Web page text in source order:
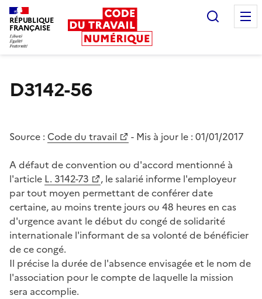
RÉPUBLIQUE
FRANÇAISE
D3142-56
Source : Code du travail - Mis à jour le : 01/01/2017
A défaut de convention ou d'accord mentionné à
l'article L. 3142-73
, le salarié informe l'employeur
par tout moyen permettant de conférer date
certaine, au moins trente jours ou 48 heures en cas
d'urgence avant le début du congé de solidarité
internationale l'informant de sa volonté de bénéficier
de ce congé.
Il précise la durée de l'absence envisagée et le nom de
l'association pour le compte de laquelle la mission
sera accomplie.